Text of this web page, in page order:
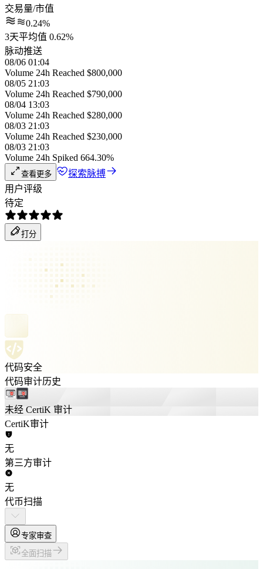
交易量/市值
0.24%
3天平均值 0.62%
脉动推送
08/06 01:04
Volume 24h Reached $800,000
08/05 21:03
Volume 24h Reached $790,000
08/04 13:03
Volume 24h Reached $280,000
08/03 21:03
Volume 24h Reached $230,000
08/03 21:03
Volume 24h Spiked 664.30%
查看更多
探索脉搏
用户评级
待定
打分
代码安全
代码审计历史
未经 CertiK 审计
CertiK审计
无
第三方审计
无
代币扫描
专家审查
全面扫描